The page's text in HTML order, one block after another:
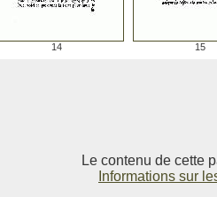
14 15
Le contenu de cette
Informations sur